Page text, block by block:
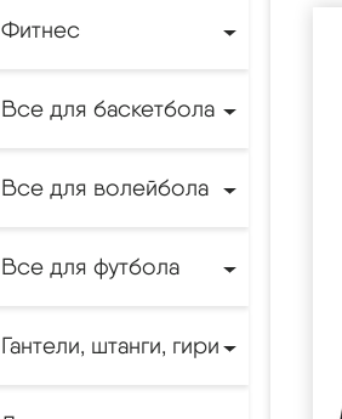
Фитнес
Все для баскетбола
Все для волейбола
Все для футбола
Гантели, штанги, гири